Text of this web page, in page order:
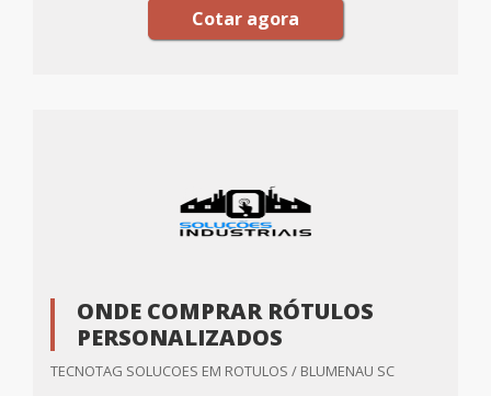
Cotar agora
ONDE COMPRAR RÓTULOS
PERSONALIZADOS
TECNOTAG SOLUCOES EM ROTULOS / BLUMENAU SC